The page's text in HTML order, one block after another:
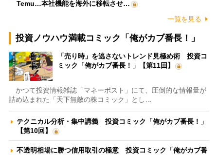
Temu…本社機能を海外に移転させ…
一覧を見る
投資ノウハウ満載コミック「俺がカブ番長！」
「売り時」を逃さないトレンド見極め術 投資コ
ミック「俺がカブ番長！」【第11回】
かつて投資情報雑誌「マネーポスト」にて、圧倒的な情報量が
詰め込まれた「天下無敵の株コミック」とし…
テクニカル分析・集中講義 投資コミック「俺がカブ番長！」
【第10回】
不透明相場に勝つ信用取引の極意 投資コミック「俺がカブ番